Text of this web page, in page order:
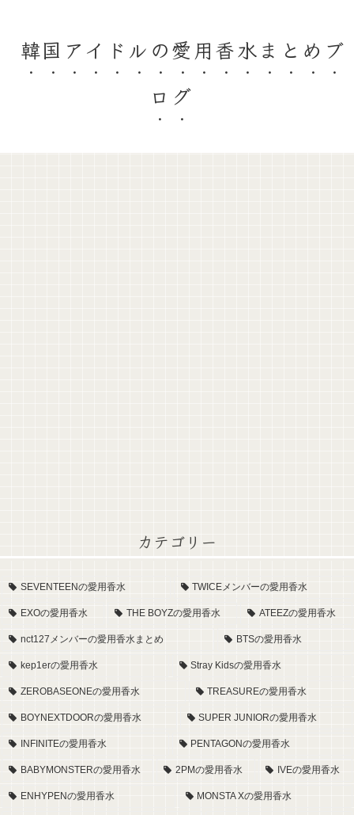
韓国アイドルの愛用香水まとめブ
ログ
カテゴリー
SEVENTEENの愛用香水 TWICEメンバーの愛用香水
EXOの愛用香水 THE BOYZの愛用香水 ATEEZの愛用香水
nct127メンバーの愛用香水まとめ BTSの愛用香水
kep1erの愛用香水 Stray Kidsの愛用香水
ZEROBASEONEの愛用香水 TREASUREの愛用香水
BOYNEXTDOORの愛用香水 SUPER JUNIORの愛用香水
INFINITEの愛用香水 PENTAGONの愛用香水
BABYMONSTERの愛用香水 2PMの愛用香水 IVEの愛用香水
ENHYPENの愛用香水 MONSTA Xの愛用香水